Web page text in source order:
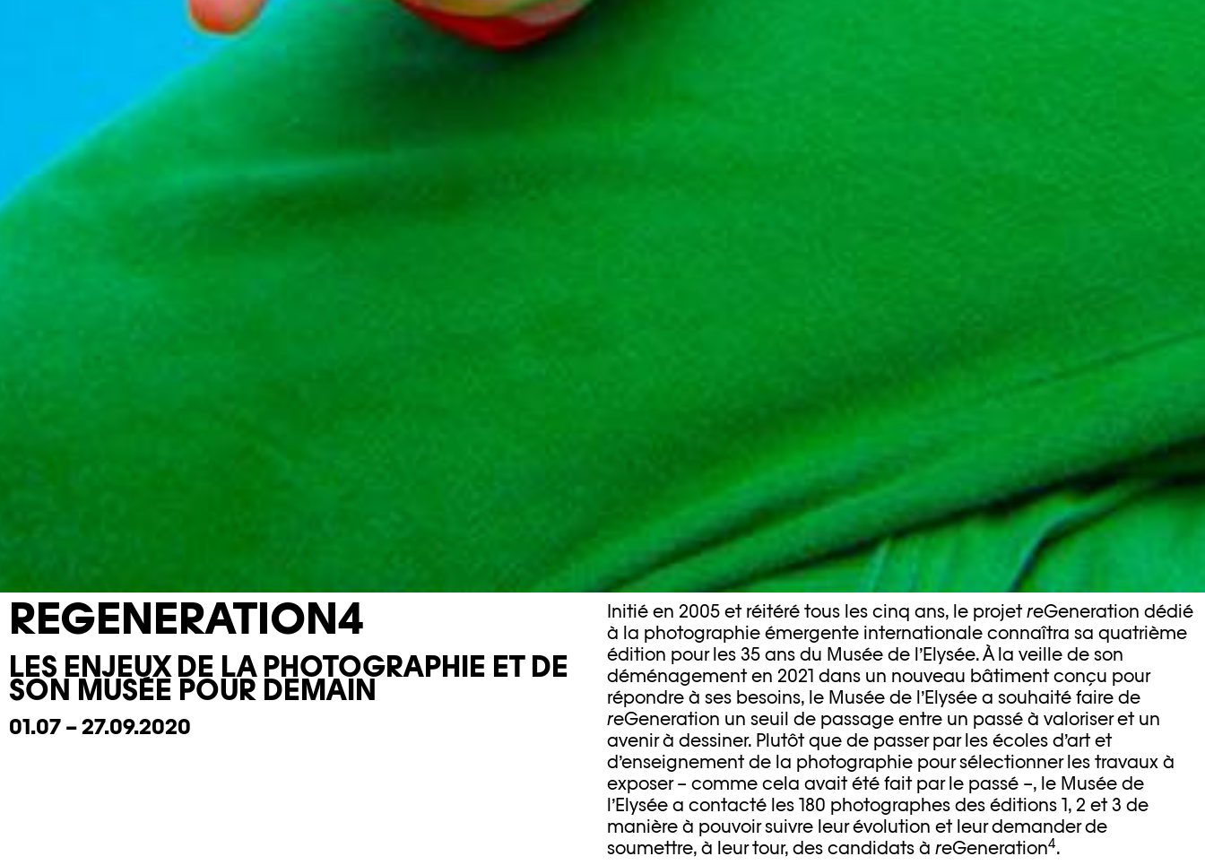
REGENERATION4
LES ENJEUX DE LA PHOTOGRAPHIE ET DE
SON MUSÉE POUR DEMAIN
01.07 – 27.09.2020
Initié en 2005 et réitéré tous les cinq ans, le projetreGeneration dédié
à la photographie émergente internationale connaîtra sa quatrième
édition pour les 35 ans du Musée de l’Elysée. À la veille de son
déménagement en 2021 dans un nouveau bâtiment conçu pour
répondre à ses besoins, le Musée de l’Elysée a souhaité faire de
reGeneration un seuil de passage entre un passé à valoriser et un
avenir à dessiner. Plutôt que de passer par les écoles d’art et
d’enseignement de la photographie pour sélectionner les travaux à
exposer – comme cela avait été fait par le passé –, le Musée de
l’Elysée a contacté les 180 photographes des éditions 1, 2 et 3 de
manière à pouvoir suivre leur évolution et leur demander de
soumettre, à leur tour, des candidats à reGeneration4.